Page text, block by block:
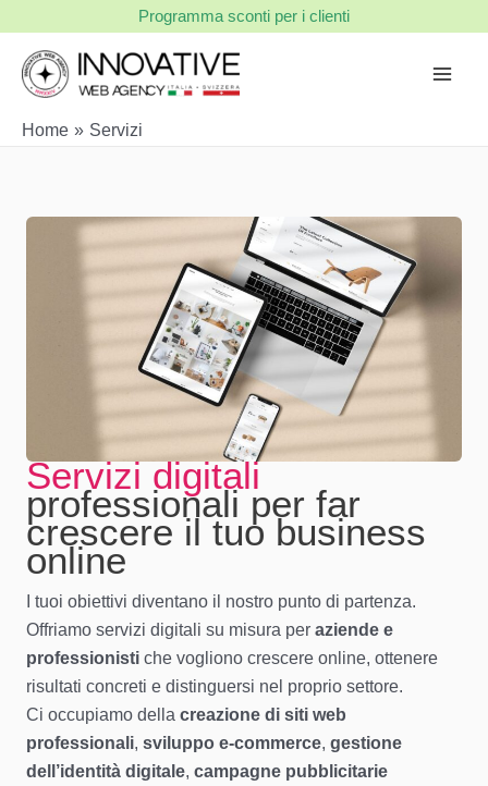
contenuto
Programma sconti per i clienti
Home Servizi
Servizi digitali
professionali per far
crescere il tuo business
online
I tuoi obiettivi diventano il nostro punto di partenza.
Offriamo servizi digitali su misura per aziende e
professionisti che vogliono crescere online, ottenere
risultati concreti e distinguersi nel proprio settore.
Ci occupiamo della creazione di siti web
professionali, sviluppo e-commerce, gestione
dell’identità digitale, campagne pubblicitarie